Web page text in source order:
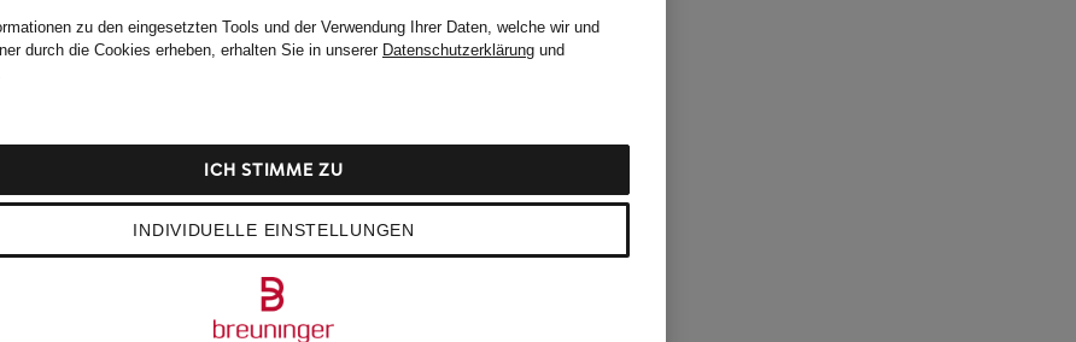
zu den eingesetzten Tools und der Verwendung Ihrer Daten, welche wir und
durch die Cookies erheben, erhalten Sie in unserer Datenschutzerklärung und
INDIVIDUELLE EINSTELLUNGEN
ICH STIMME ZU